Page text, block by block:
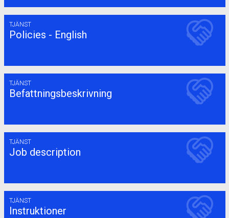
TJÄNST
Policies - English
TJÄNST
Befattningsbeskrivning
TJÄNST
Job description
TJÄNST
Instruktioner